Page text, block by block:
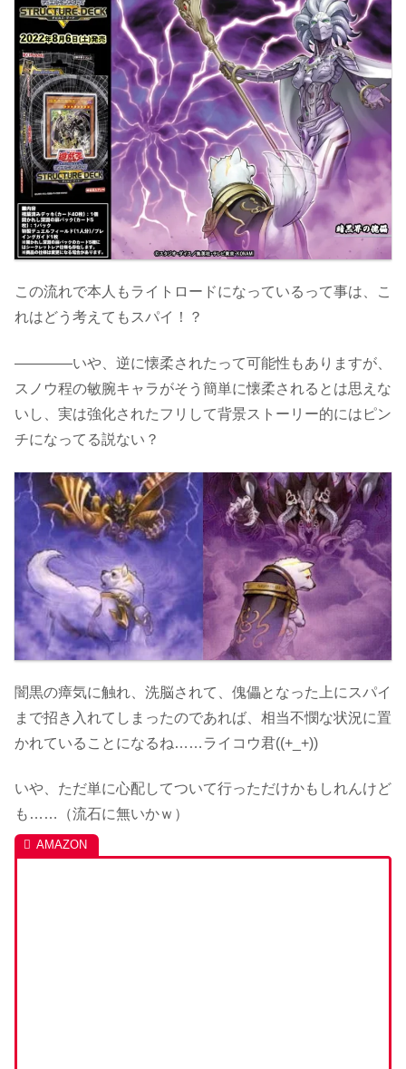
この流れで本人もライトロードになっているって事は、こ
れはどう考えてもスパイ！？
――――いや、逆に懐柔されたって可能性もありますが、
スノウ程の敏腕キャラがそう簡単に懐柔されるとは思えな
いし、実は強化されたフリして背景ストーリー的にはピン
チになってる説ない？
闇黒の瘴気に触れ、洗脳されて、傀儡となった上にスパイ
まで招き入れてしまったのであれば、相当不憫な状況に置
かれていることになるね……ライコウ君((+_+))
いや、ただ単に心配してついて行っただけかもしれんけど
も……（流石に無いかｗ）